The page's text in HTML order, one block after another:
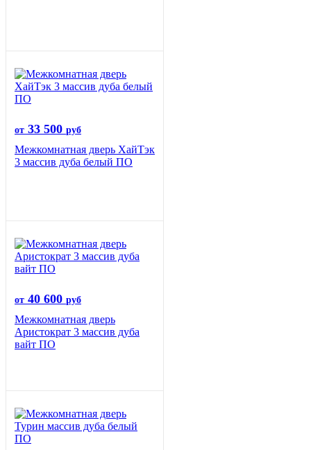
от 33 500 руб
Межкомнатная дверь ХайТэк
3 массив дуба белый ПО
от 40 600 руб
Межкомнатная дверь
Аристократ 3 массив дуба
вайт ПО